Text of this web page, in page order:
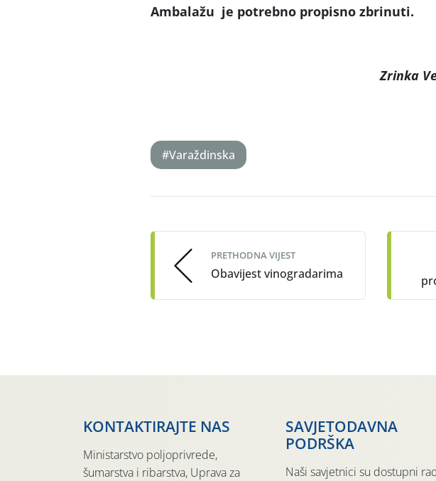
Ambalažu je potrebno propisno zbrinuti.
Zrinka
#Varaždinska
navigation
PRETHODNA VIJEST
Obavijest vinogradarima
KONTAKTIRAJTE NAS
Ministarstvo poljoprivrede,
šumarstva i ribarstva, Uprava za
SAVJETODAVNA
PODRŠKA
Naši savjetnici su dostupni